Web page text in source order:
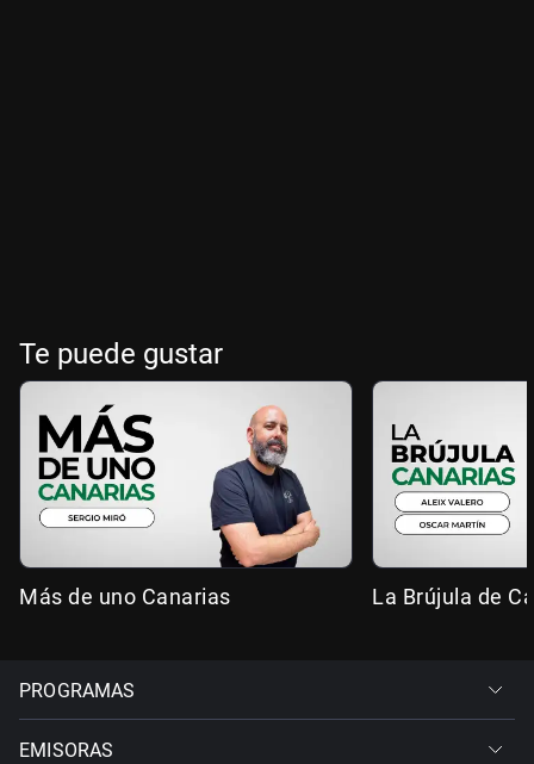
Te puede gustar
Más de uno Canarias La Brújula de
PROGRAMAS
EMISORAS